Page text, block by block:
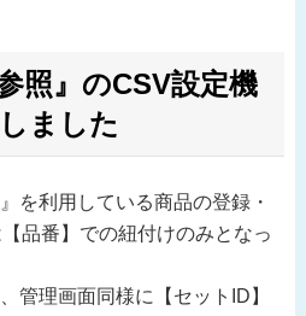
照』のCSV設定機
ました
を利用している商品の登録・
品番】での紐付けのみとなっ
管理画面同様に【セットID】